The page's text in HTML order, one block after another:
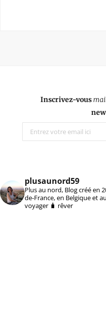
Inscrivez-vous
plusaunord59
Plus au nord, Blog créé en
de-France, en Belgique et
voyager 🧳 rêver